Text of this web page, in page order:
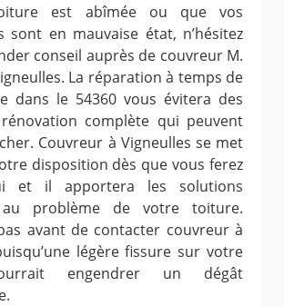
est abîmée ou que vos
sont en mauvaise état, n’hésitez
conseil auprès de couvreur M.
La réparation à temps de
dans le 54360 vous évitera des
complète qui peuvent
Couvreur à Vigneulles se met
disposition dès que vous ferez
et il apportera les solutions
au problème de votre toiture.
avant de contacter couvreur à
légère fissure sur votre
engendrer un dégât